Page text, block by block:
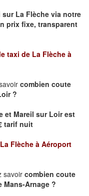
sur La Flèche via notre
prix fixe, transparent
taxi de La Flèche à
combien coute
?
et Mareil sur Loir est
tarif nuit
La Flèche à Aéroport
savoir combien coute
Mans-Arnage ?